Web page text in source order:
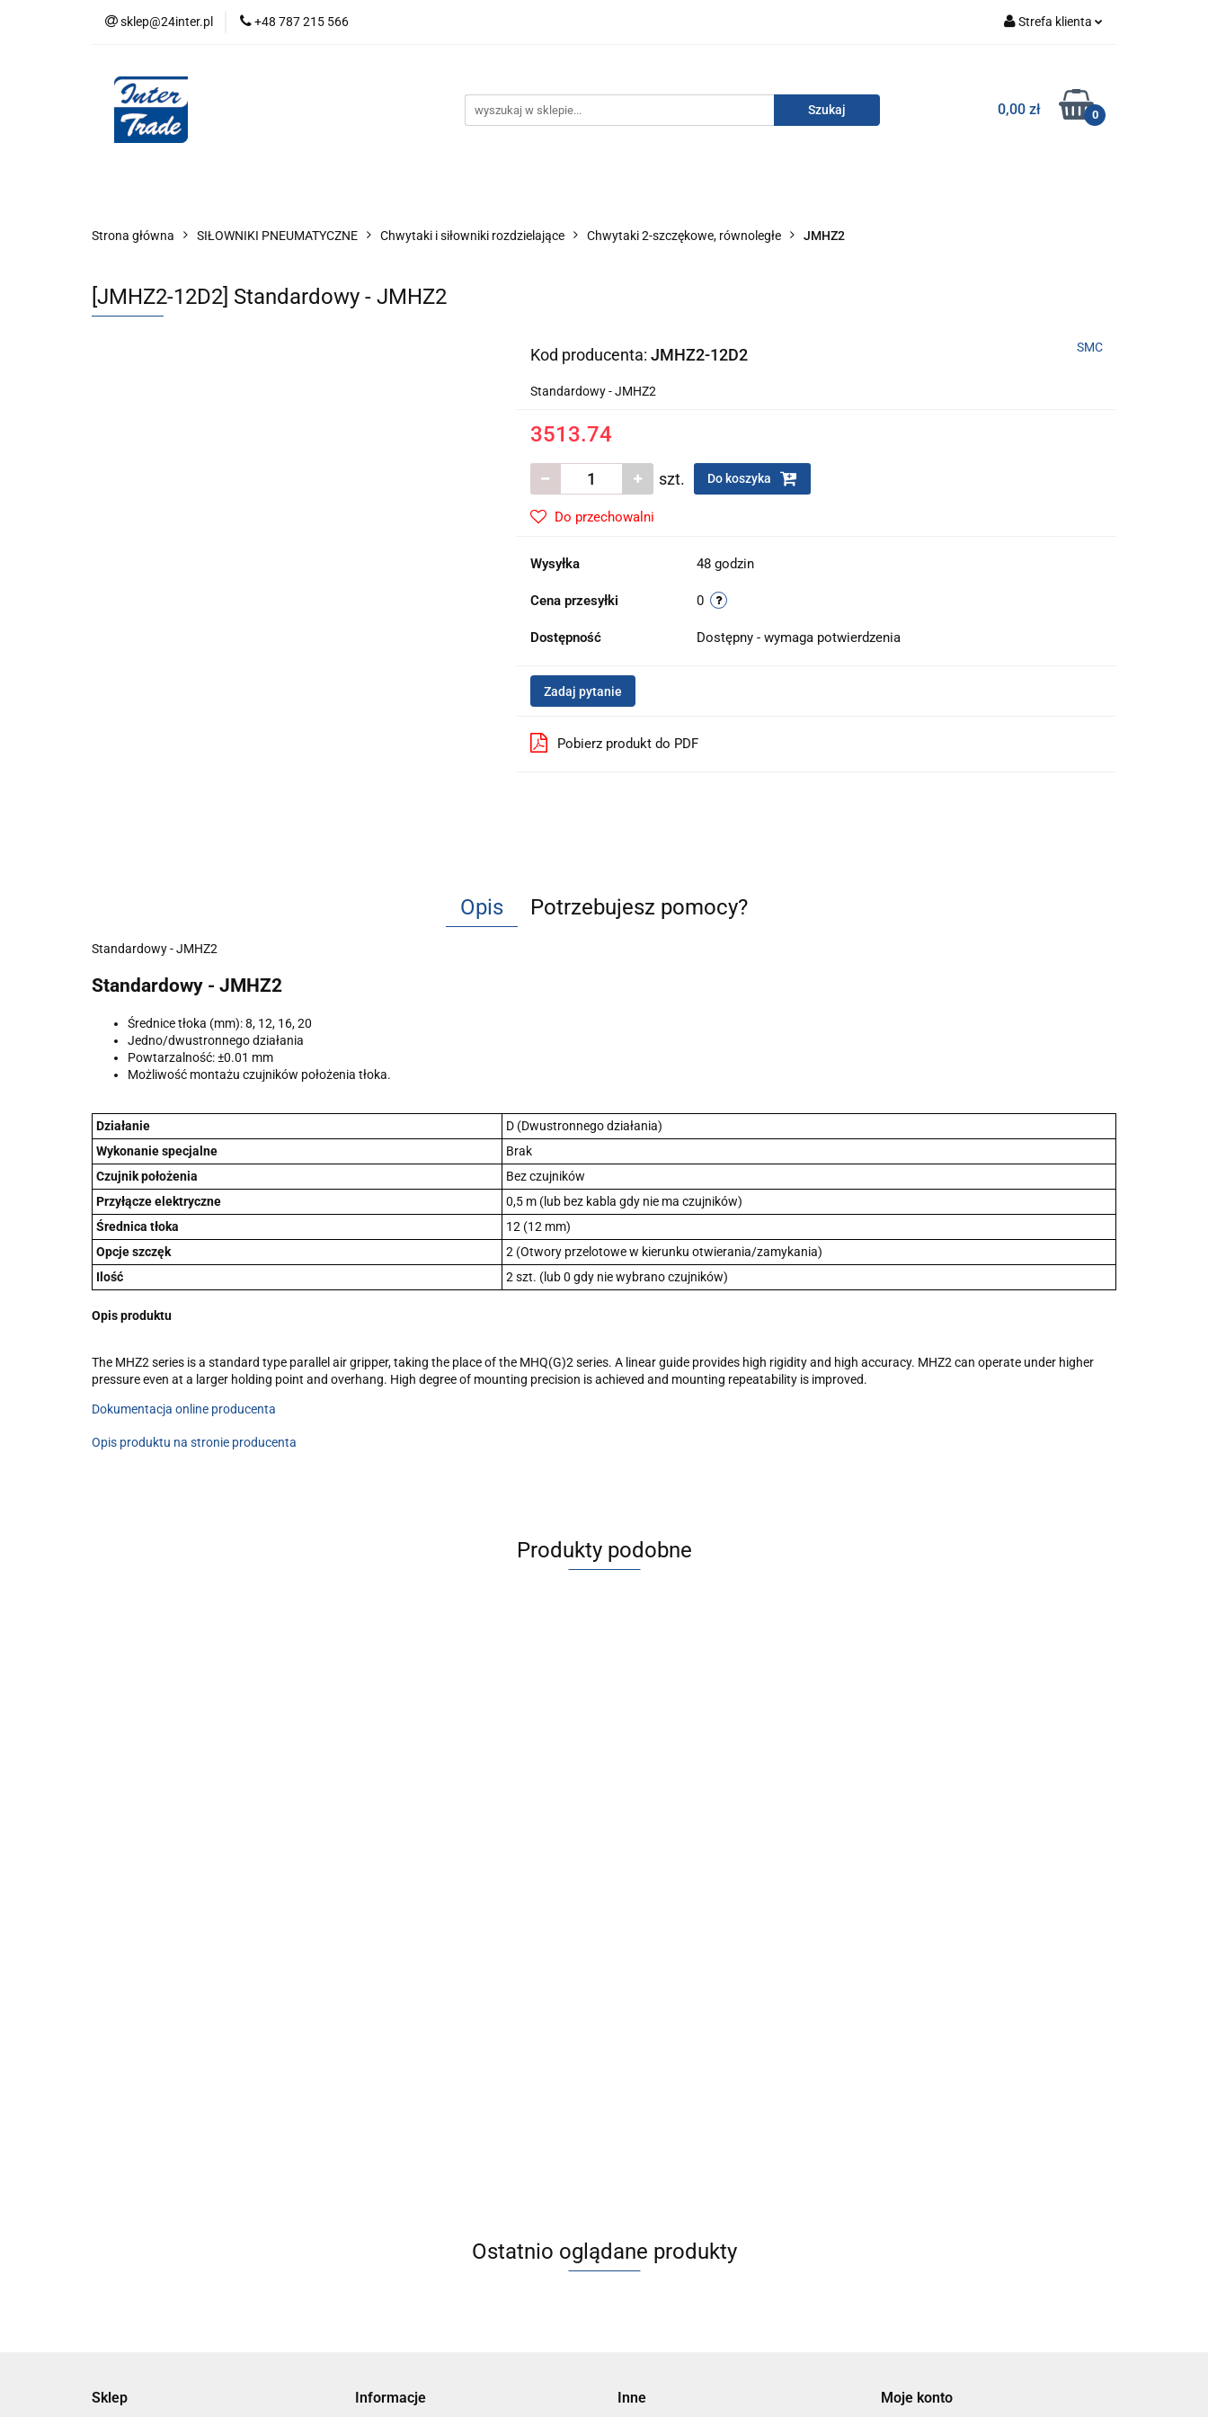
sklep@24inter.pl +48 787 215 566 Strefa klienta
Zarejestruj się
Dodaj zgłoszenie
0,00 zł 0
AUDYT SPRĘŻONEGO POWIETRZA SERIA J AUTORYZOWANY DYSTRYBUTOR SMC
AUDYT SPRĘŻONEGO POWIETRZA SERIA J AUTORYZOWANY DYSTRYBUTOR SMC
Strona główna SIŁOWNIKI PNEUMATYCZNE Chwytaki i siłowniki rozdzielające Chwytaki 2-szczękowe, równoległe JMHZ2
[JMHZ2-12D2] Standardowy - JMHZ2
Kod producenta: JMHZ2-12D2 SMC
Standardowy - JMHZ2
3513.74
szt. Do koszyka
Do przechowalni
Wysyłka 48 godzin
Cena przesyłki 0
Dostępność Dostępny - wymaga potwierdzenia
Zadaj pytanie
Pobierz produkt do PDF
Opis Potrzebujesz pomocy?
Standardowy - JMHZ2
Standardowy - JMHZ2
Średnice tłoka (mm): 8, 12, 16, 20
Jedno/dwustronnego działania
Powtarzalność: ±0.01 mm
Możliwość montażu czujników położenia tłoka.
Działanie
D (Dwustronnego działania)
Wykonanie specjalne
Brak
Czujnik położenia
Bez czujników
Przyłącze elektryczne
0,5 m (lub bez kabla gdy nie ma czujników)
Średnica tłoka
12 (12 mm)
Opcje szczęk
2 (Otwory przelotowe w kierunku otwierania/zamykania)
Ilość
2 szt. (lub 0 gdy nie wybrano czujników)
Opis produktu
The MHZ2 series is a standard type parallel air gripper, taking the place of the MHQ(G)2 series. A linear guide provides high rigidity and high accuracy. MHZ2 can operate under higher
pressure even at a larger holding point and overhang. High degree of mounting precision is achieved and mounting repeatability is improved.
Dokumentacja online producenta
Opis produktu na stronie producenta
Produkty podobne
Ostatnio oglądane produkty
Sklep Informacje Inne Moje konto